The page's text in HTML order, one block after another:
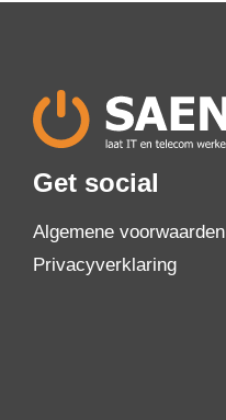
Get social
Algemene voorwaarden
Privacyverklaring